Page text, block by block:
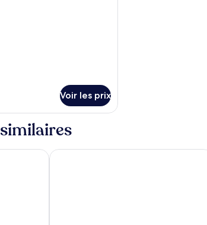
Voir les prix
Saint-Roch
Citadines Antigone Montpellier